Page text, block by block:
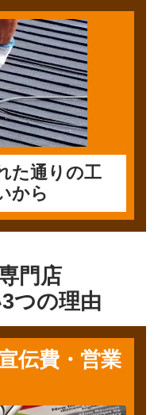
た通りの工
から
門店
つの理由
伝費・営業